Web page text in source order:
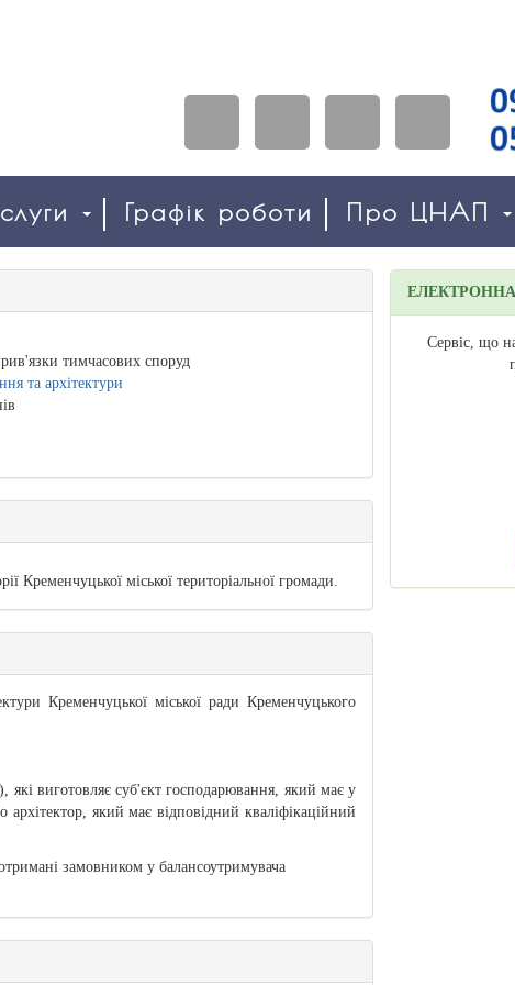
Графік роботи Про ЦНАП
тимчасових споруд
та архітектури
Кременчуцької міської територіальної громади.
Кременчуцької міської ради Кременчуцького
виготовляє суб'єкт господарювання, який має у
архітектор, який має відповідний кваліфікаційний
замовником у балансоутримувача
Сервіс, що